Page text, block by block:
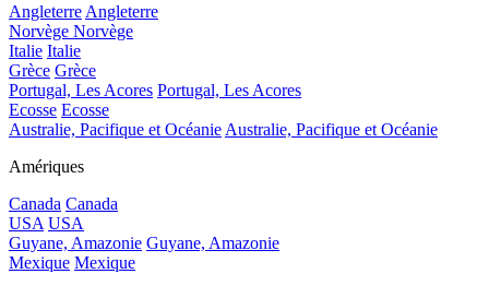
Angleterre Angleterre
Norvège Norvège
Italie Italie
Grèce Grèce
Portugal, Les Acores Portugal, Les Acores
Ecosse Ecosse
Australie, Pacifique et Océanie Australie, Pacifique et Océanie
Amériques
Canada Canada
USA USA
Guyane, Amazonie Guyane, Amazonie
Mexique Mexique